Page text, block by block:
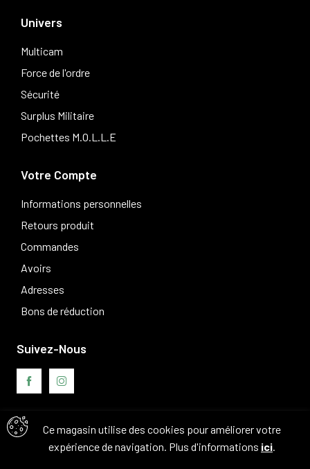
Univers
Multicam
Force de l'ordre
Sécurité
Surplus Militaire
Pochettes M.O.L.L.E
Votre Compte
Informations personnelles
Retours produit
Commandes
Avoirs
Adresses
Bons de réduction
Ce magasin utilise des cookies pour améliorer votre
expérience de navigation. Plus d'informations ici.
Suivez-Nous
Avis clients